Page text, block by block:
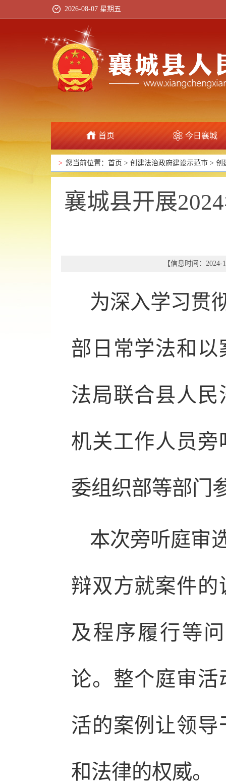
2026-08-07 星期五
首页 今日襄城
政府信息公开
> 您当前位置： 首页 > 创建法治政府建设示范市 > 创
襄城县开展
【信息时间：
为深入学习贯
部日常学法和以
法局联合县人
机关工作人员
委组织部等部门
本次旁听庭审
辩双方就案件
及程序履行等
论。整个庭审
活的案例让领
和法律的权威。